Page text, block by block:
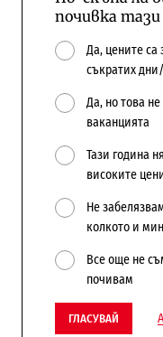
почивка тази
Да, цените са
съкратих
Да, но това
ваканцията
Тази година
високите
Не
колкото и
Все още не
почивам
ГЛАСУВАЙ